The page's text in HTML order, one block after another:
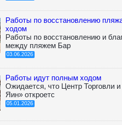
Работы по восстановлению
ходом
Работы по восстановлению и
между пляжем Бар
03.06.2026
Работы идут полным ходом
Ожидается, что Центр Торговли
Яин» откроетс
05.01.2026